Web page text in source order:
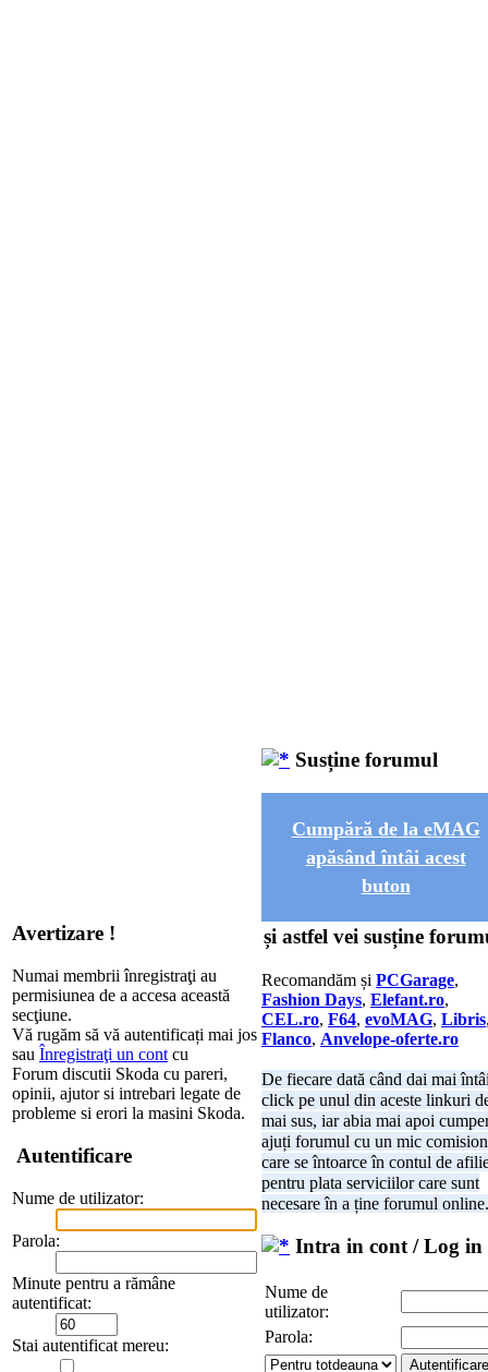
Avertizare !
Numai membrii înregistraţi au
permisiunea de a accesa această
secţiune.
Vă rugăm să vă autentificați mai jos
sau Înregistraţi un cont cu
Forum discutii Skoda cu pareri,
opinii, ajutor si intrebari legate de
probleme si erori la masini Skoda.
Autentificare
Nume de utilizator:
Parola:
Minute pentru a rămâne
autentificat:
Stai autentificat mereu:
Susține forumul
Cumpără de la eMAG
apăsând întâi acest
buton
și astfel vei susține
Recomandăm și PCGarage,
Fashion Days, Elefant.ro,
CEL.ro, F64, evoMAG, Libris
Flanco, Anvelope-oferte.ro
De fiecare dată când dai mai
click pe unul din aceste linkuri
mai sus, iar abia mai apoi
ajuți forumul cu un mic comision
care se întoarce în contul de
pentru plata serviciilor care sunt
necesare în a ține forumul online.
Intra in cont / Log in
Nume de
utilizator:
Parola: